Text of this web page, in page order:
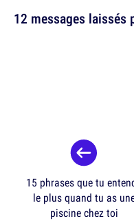
12 messages laissés
15 phrases que tu
le plus quand tu as
piscine chez toi